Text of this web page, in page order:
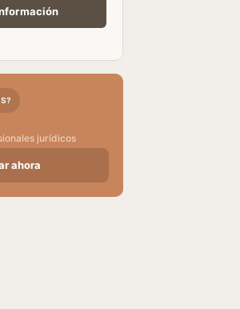
jurídicos
ahora